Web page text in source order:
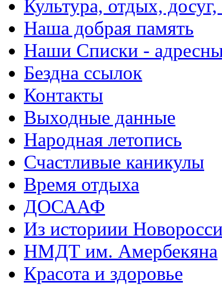
Культура, отдых,
Наша добрая память
Наши Списки -
Бездна ссылок
Контакты
Выходные данные
Народная летопись
Счастливые каникулы
Время отдыха
ДОСААФ
Из историии
НМДТ им. Амербекяна
Красота и здоровье